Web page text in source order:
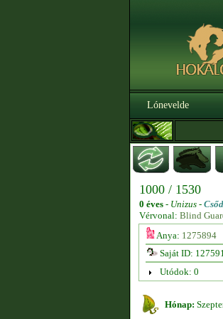
Lónevelde
1000 / 1530
0 éves - Unizus -
Vérvonal: Blind
Anya: 1275894
Saját ID:
Utódok: 0
Hónap: